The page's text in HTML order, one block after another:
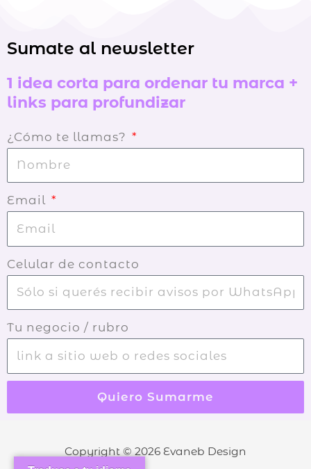
Sumate al newsletter
1 idea corta para ordenar tu marca +
links para profundizar
¿Cómo te llamas?
Email
Celular de contacto
Tu negocio / rubro
Quiero Sumarme
Copyright © 2026 Evaneb Design